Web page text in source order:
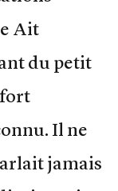
Ait
du petit
Il ne
jamais